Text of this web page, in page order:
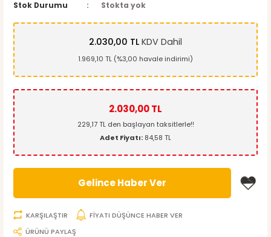
Stok Durumu
Stokta yok
2.030,00 TL KDV Dahil
1.969,10 TL (%3,00 havale indirimi)
2.030,00 TL
229,17 TL den başlayan taksitlerle!!
Adet Fiyatı: 84,58 TL
Gelince Haber Ver
KARŞILAŞTIR
FİYATI DÜŞÜNCE HABER VER
ÜRÜNÜ PAYLAŞ